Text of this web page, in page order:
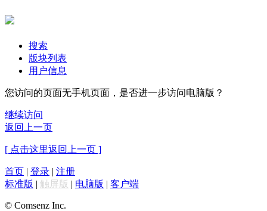
搜索
版块列表
用户信息
您访问的页面无手机页面，是否进一步访问电脑版？
继续访问
返回上一页
[ 点击这里返回上一页 ]
首页 | 登录 | 注册
标准版 | 触屏版 | 电脑版 | 客户端
© Comsenz Inc.